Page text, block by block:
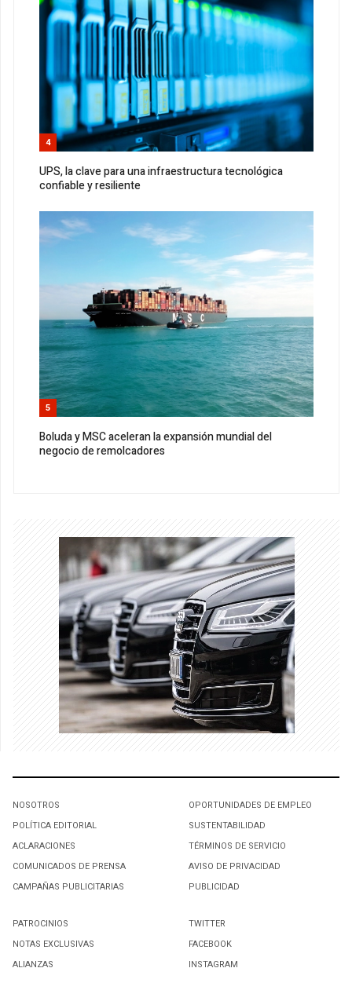
4
UPS, la clave para una infraestructura tecnológica
confiable y resiliente
5
Boluda y MSC aceleran la expansión mundial del
negocio de remolcadores
NOSOTROS
POLÍTICA EDITORIAL
ACLARACIONES
COMUNICADOS DE PRENSA
CAMPAÑAS PUBLICITARIAS
OPORTUNIDADES DE EMPLEO
SUSTENTABILIDAD
TÉRMINOS DE SERVICIO
AVISO DE PRIVACIDAD
PUBLICIDAD
PATROCINIOS
NOTAS EXCLUSIVAS
ALIANZAS
TWITTER
FACEBOOK
INSTAGRAM